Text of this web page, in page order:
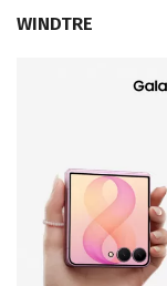
WINDTRE